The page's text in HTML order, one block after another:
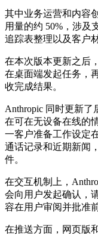
其中业务运营和内容
用量的约 50%，涉及
追踪表整理以及客户
在本次版本更新之后
在桌面端发起任务，
收完成结果。
Anthropic 同时更新
在可在无设备在线的
一客户准备工作设定
通话记录和近期新闻
件。
在交互机制上，
会向用户发起确认，
容在用户审阅并批准
在推送方面，网页版